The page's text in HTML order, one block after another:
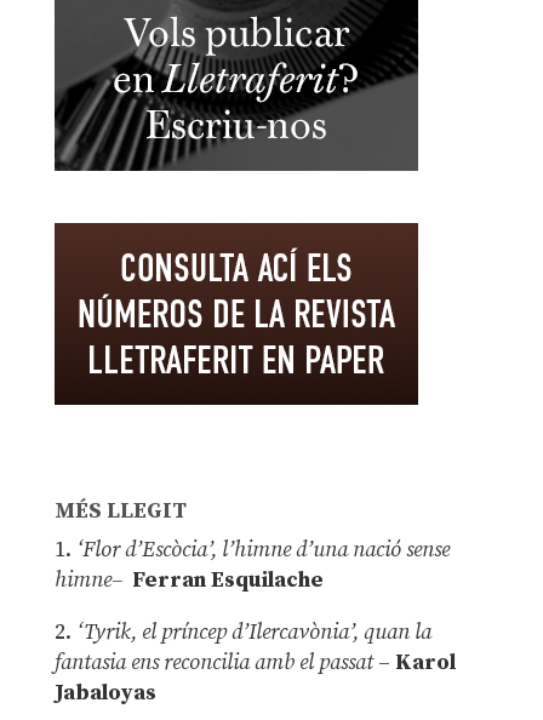
MÉS LLEGIT
1. ‘Flor d’Escòcia’, l’himne d’una nació sense
himne– Ferran Esquilache
2. ‘Tyrik, el príncep d’Ilercavònia’, quan la
fantasia ens reconcilia amb el passat– Karol
Jabaloyas